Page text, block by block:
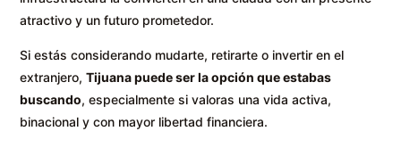
atractivo y un futuro prometedor.
Si estás considerando mudarte, retirarte o invertir en el
extranjero,Tijuana puede ser la opción que estabas
buscando, especialmente si valoras una vida activa,
binacional y con mayor libertad financiera.